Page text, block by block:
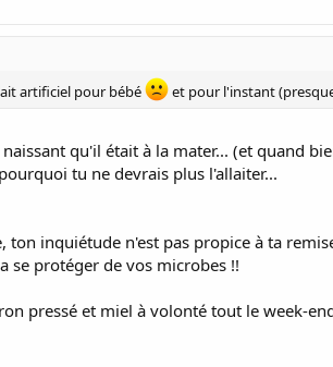
artificiel pour bébé
et pour l'instant
qu'il était à la mater... (et quand
tu ne devrais plus l'allaiter...
ton inquiétude n'est pas propice à ta
se protéger de vos microbes !!
pressé et miel à volonté tout le week-